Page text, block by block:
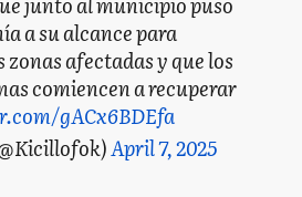
a su alcance para
afectadas y que los
comiencen a recuperar
gACx6BDEfa
April 7, 2025